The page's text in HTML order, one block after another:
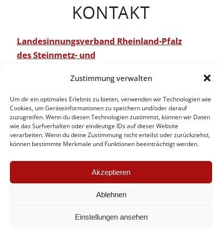
Zustimmung verwalten
Um dir ein optimales Erlebnis zu bieten, verwenden wir Technologien wie
Cookies, um Geräteinformationen zu speichern und/oder darauf
zuzugreifen. Wenn du diesen Technologien zustimmst, können wir Daten
wie das Surfverhalten oder eindeutige IDs auf dieser Website
verarbeiten. Wenn du deine Zustimmung nicht erteilst oder zurückziehst,
können bestimmte Merkmale und Funktionen beeinträchtigt werden.
Akzeptieren
Ablehnen
Einstellungen ansehen
KONTAKT
Landesinnungsverband Rheinland-Pfalz
des Steinmetz- und
D – 67659 Kaiserslautern
Tel.: 0631 37122-33
Mail: info[at]liv-steinmetz-rheinland-pfalz.de
Datenschutzerklärung